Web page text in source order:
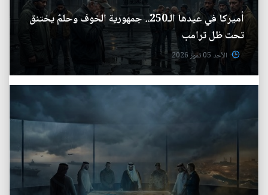
أميركا في عيدها الـ250.. جمهورية الخوف وحلمٌ يختنق
تحت ظل ترامب
الأحد 05 تموز 2026